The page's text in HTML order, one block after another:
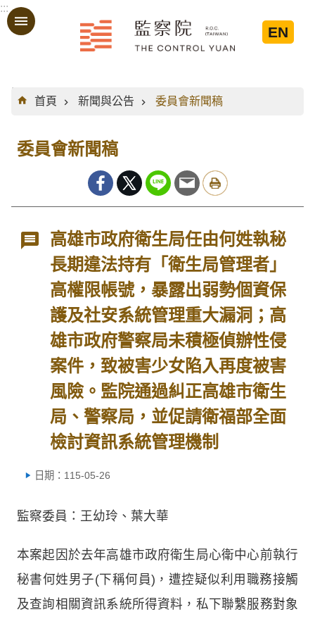
跳到主要內容區塊
:::
EN
:::
首頁
新聞與公告 委員會新聞稿
委員會新聞稿
高雄市政府衛生局任由何姓執秘
長期違法持有「衛生局管理者」
高權限帳號，暴露出弱勢個資保
護及社安系統管理重大漏洞；高
雄市政府警察局未積極偵辦性侵
案件，致被害少女陷入再度被害
風險。監院通過糾正高雄市衛生
局、警察局，並促請衛福部全面
檢討資訊系統管理機制
日期：115-05-26
監察委員：王幼玲、葉大華
本案起因於去年高雄市政府衛生局心衛中心前執行
秘書何姓男子(下稱何員)，遭控疑似利用職務接觸
及查詢相關資訊系統所得資料，私下聯繫服務對象